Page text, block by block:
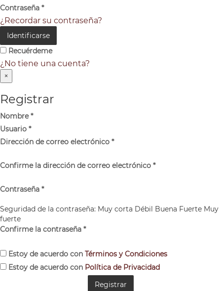
Contraseña *
¿Recordar su contraseña?
Identificarse
Recuérdeme
¿No tiene una cuenta?
×
Registrar
Nombre*
Usuario *
Dirección de correo electrónico *
Confirme la dirección de correo electrónico *
Contraseña *
Seguridad de la contraseña: Muy corta Débil Buena Fuerte Muy
fuerte
Confirme la contraseña *
Estoy de acuerdo con Términos y Condiciones
Estoy de acuerdo con Política de Privacidad
Registrar